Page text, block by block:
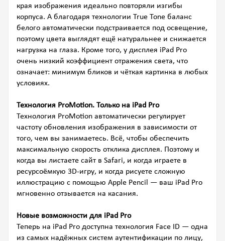
края изображения идеально повторяли изгибы
корпуса. А благодаря технологии True Tone баланс
белого автоматически подстраивается под освещение,
поэтому цвета выглядят ещё натуральнее и снижается
нагрузка на глаза. Кроме того, у дисплея iPad Pro
очень низкий коэффициент отражения света, что
означает: минимум бликов и чёткая картинка в любых
условиях.
Технология ProMotion. Только на iPad Pro
Технология ProMotion автоматически регулирует
частоту обновления изображения в зависимости от
того, чем вы занимаетесь. Всё, чтобы обеспечить
максимальную скорость отклика дисплея. Поэтому и
когда вы листаете сайт в Safari, и когда играете в
ресурсоёмкую 3D‑игру, и когда рисуете сложную
иллюстрацию с помощью Apple Pencil — ваш iPad Pro
мгновенно отзывается на касания.
Новые возможности для iPad Pro
Теперь на iPad Pro доступна технология Face ID — одна
из самых надёжных систем аутентификации по лицу,